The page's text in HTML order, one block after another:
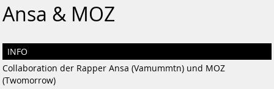
Ansa & MOZ
INFO
Collaboration der Rapper Ansa (Vamummtn) und MOZ
(Twomorrow)